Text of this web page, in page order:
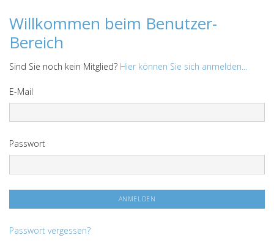
Willkommen beim Benutzer-
Bereich
Sind Sie noch kein Mitglied? Hier können Sie sich anmelden...
E-Mail
Passwort
Passwort vergessen?